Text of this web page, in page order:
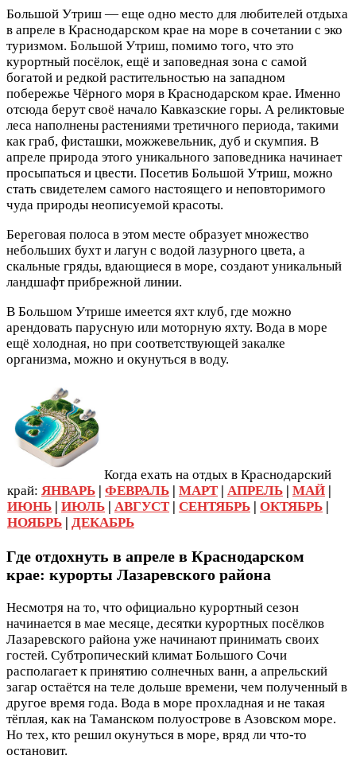
Большой Утриш — еще одно место для любителей отдыха
в апреле в Краснодарском крае на море в сочетании с эко
туризмом. Большой Утриш, помимо того, что это
курортный посёлок, ещё и заповедная зона с самой
богатой и редкой растительностью на западном
побережье Чёрного моря в Краснодарском крае. Именно
отсюда берут своё начало Кавказские горы. А реликтовые
леса наполнены растениями третичного периода, такими
как граб, фисташки, можжевельник, дуб и скумпия. В
апреле природа этого уникального заповедника начинает
просыпаться и цвести. Посетив Большой Утриш, можно
стать свидетелем самого настоящего и неповторимого
чуда природы неописуемой красоты.
Береговая полоса в этом месте образует множество
небольших бухт и лагун с водой лазурного цвета, а
скальные гряды, вдающиеся в море, создают уникальный
ландшафт прибрежной линии.
В Большом Утрише имеется яхт клуб, где можно
арендовать парусную или моторную яхту. Вода в море
ещё холодная, но при соответствующей закалке
организма, можно и окунуться в воду.
Когда ехать на отдых в Краснодарский
край: ЯНВАРЬ ФЕВРАЛЬ МАРТ АПРЕЛЬ МАЙ
ИЮНЬ
ИЮЛЬ АВГУСТ СЕНТЯБРЬ ОКТЯБРЬ
НОЯБРЬ
ДЕКАБРЬ
Где отдохнуть в апреле в Краснодарском
крае: курорты Лазаревского района
Несмотря на то, что официально курортный сезон
начинается в мае месяце, десятки курортных посёлков
Лазаревского района уже начинают принимать своих
гостей. Субтропический климат Большого Сочи
располагает к принятию солнечных ванн, а апрельский
загар остаётся на теле дольше времени, чем полученный в
другое время года. Вода в море прохладная и не такая
тёплая, как на Таманском полуострове в Азовском море.
Но тех, кто решил окунуться в море, вряд ли что-то
остановит.